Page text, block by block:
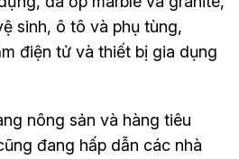
sinh, ô tô và phụ tùng,
điện tử và thiết bị gia dụng
nông sản và hàng tiêu
đang hấp dẫn các nhà